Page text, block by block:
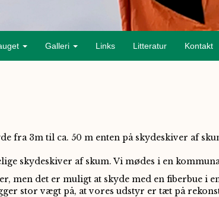
Galleri Links Litteratur Kontakt
fra 3m til ca. 50 m enten på skydeskiver af
skydeskiver af skum. Vi mødes i en
men det er muligt at skyde med en fiberbue
stor vægt på, at vores udstyr er tæt på